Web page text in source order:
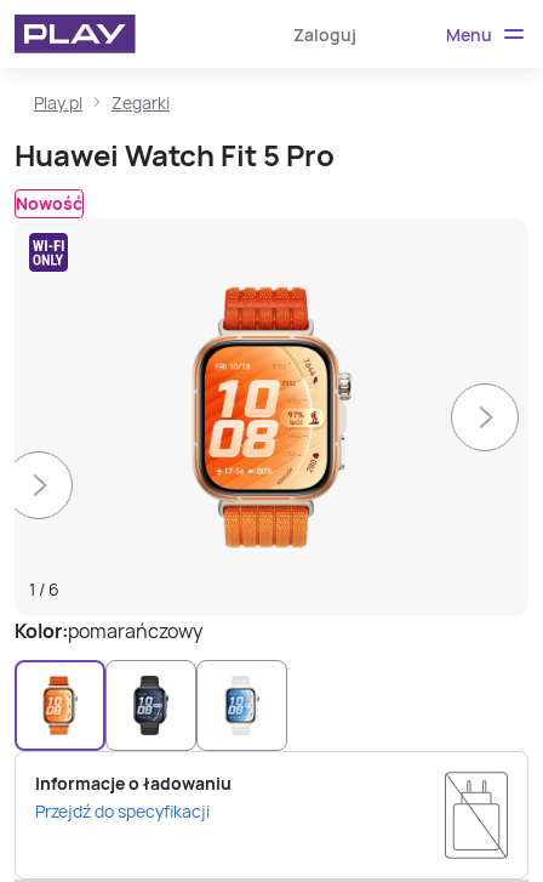
Zaloguj Menu
Play.pl Zegarki
Huawei Watch Fit 5 Pro
Nowość
1 / 6
Kolor:pomarańczowy
Informacje o ładowaniu
Przejdź do specyfikacji